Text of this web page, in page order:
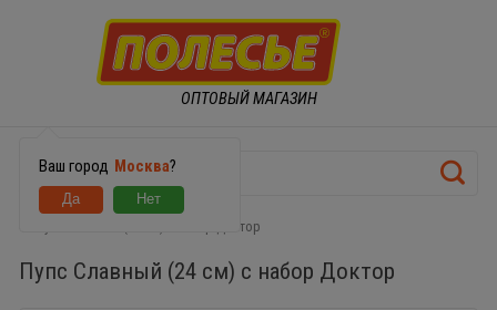
ОПТОВЫЙ МАГАЗИН
Ваш город Москва?
Пупс Славный (24 см) с набор Доктор
Пупс Славный (24 см) с набор Доктор